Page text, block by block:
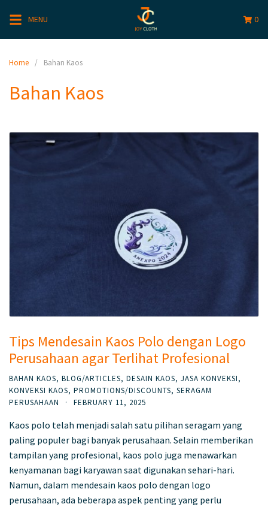
MENU 0
Home Bahan Kaos
Bahan Kaos
Tips Mendesain Kaos Polo dengan Logo
Perusahaan agar Terlihat Profesional
BAHAN KAOS, BLOG/ARTICLES, DESAIN KAOS, JASA KONVEKSI,
KONVEKSI KAOS, PROMOTIONS/DISCOUNTS, SERAGAM
PERUSAHAAN
· FEBRUARY 11, 2025
Kaos polo telah menjadi salah satu pilihan seragam yang
paling populer bagi banyak perusahaan. Selain memberikan
tampilan yang profesional, kaos polo juga menawarkan
kenyamanan bagi karyawan saat digunakan sehari-hari.
Namun, dalam mendesain kaos polo dengan logo
perusahaan, ada beberapa aspek penting yang perlu